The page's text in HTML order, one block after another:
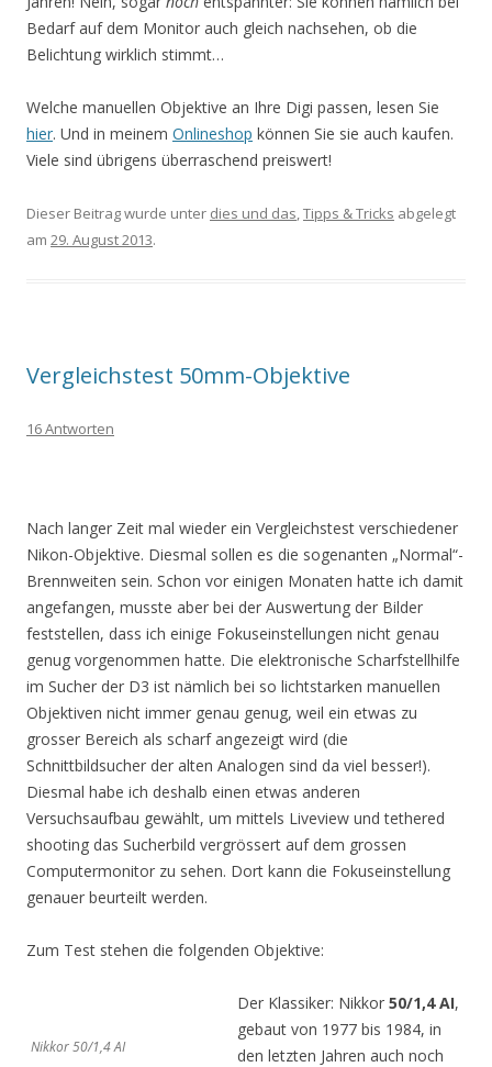
Bedarf auf dem Monitor auch gleich nachsehen, ob die
Belichtung wirklich stimmt…
Welche manuellen Objektive an Ihre Digi passen, lesen Sie
hier. Und in meinem Onlineshop können Sie sie auch kaufen.
Viele sind übrigens überraschend preiswert!
Dieser Beitrag wurde unter dies und das,Tipps & Tricks abgelegt
am 29. August 2013.
Vergleichstest 50mm-Objektive
16 Antworten
Nach langer Zeit mal wieder ein Vergleichstest verschiedener
Nikon-Objektive. Diesmal sollen es die sogenanten „Normal“-
Brennweiten sein. Schon vor einigen Monaten hatte ich damit
angefangen, musste aber bei der Auswertung der Bilder
feststellen, dass ich einige Fokuseinstellungen nicht genau
genug vorgenommen hatte. Die elektronische Scharfstellhilfe
im Sucher der D3 ist nämlich bei so lichtstarken manuellen
Objektiven nicht immer genau genug, weil ein etwas zu
grosser Bereich als scharf angezeigt wird (die
Schnittbildsucher der alten Analogen sind da viel besser!).
Diesmal habe ich deshalb einen etwas anderen
Versuchsaufbau gewählt, um mittels Liveview und tethered
shooting das Sucherbild vergrössert auf dem grossen
Computermonitor zu sehen. Dort kann die Fokuseinstellung
genauer beurteilt werden.
Zum Test stehen die folgenden Objektive:
Nikkor 50/1,4 AI
Der Klassiker: Nikkor 50/1,4 AI,
gebaut von 1977 bis 1984, in
den letzten Jahren auch noch